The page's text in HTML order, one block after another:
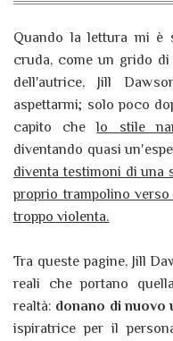
Quando la lettura mi è
cruda, come un grido
dell'autrice, Jill
aspettarmi; solo poco
capito chelo stile
diventando quasi
diventa testimoni di una
proprio trampolino
troppo violenta.
Tra queste pagine, Jill
reali che portano
realtà: donano di nuovo
ispiratrice per il